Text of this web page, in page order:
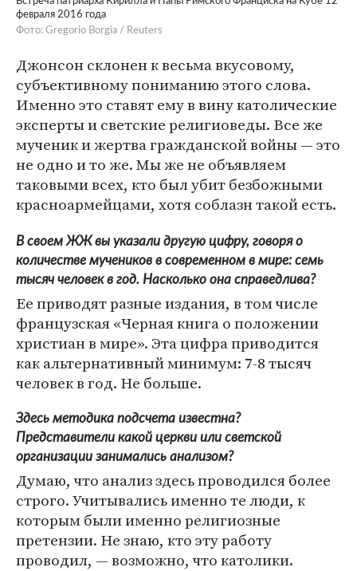
февраля 2016 года
Фото: Gregorio Borgia / Reuters
Джонсон склонен к весьма вкусовому,
субъективному пониманию этого слова.
Именно это ставят ему в вину католические
эксперты и светские религиоведы. Все же
мученик и жертва гражданской войны — это
не одно и то же. Мы же не объявляем
таковыми всех, кто был убит безбожными
красноармейцами, хотя соблазн такой есть.
В своем ЖЖ вы указали другую цифру, говоря о
количестве мучеников в современном в мире: семь
тысяч человек в год. Насколько она справедлива?
Ее приводят разные издания, в том числе
французская «Черная книга о положении
христиан в мире». Эта цифра приводится
как альтернативный минимум: 7-8 тысяч
человек в год. Не больше.
Здесь методика подсчета известна?
Представители какой церкви или светской
организации занимались анализом?
Думаю, что анализ здесь проводился более
строго. Учитывались именно те люди, к
которым были именно религиозные
претензии. Не знаю, кто эту работу
проводил, — возможно, что католики.